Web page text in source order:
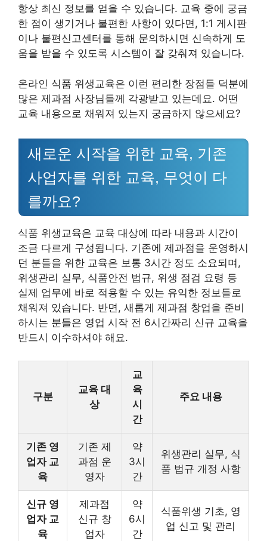
항상 최신 정보를 얻을 수 있습니다. 교육 중에 궁금
한 점이 생기거나 불편한 사항이 있다면, 1:1 게시판
이나 불편신고센터를 통해 문의하시면 신속하게 도
움을 받을 수 있도록 시스템이 잘 갖춰져 있습니다.
온라인 식품 위생교육은 이런 편리한 장점들 덕분에
많은 제과점 사장님들께 각광받고 있는데요. 어떤
교육 내용으로 채워져 있는지 궁금하지 않으세요?
새로운 시작을 위한 교육, 기존
사업자를 위한 교육, 무엇이 다
를까요?
식품 위생교육은 교육 대상에 따라 내용과 시간이
조금 다르게 구성됩니다. 기존에 제과점을 운영하시
던 분들을 위한 교육은 보통 3시간 정도 소요되며,
위생관리 실무, 식품안전 법규, 위생 점검 요령 등
실제 업무에 바로 적용할 수 있는 유익한 정보들로
채워져 있습니다. 반면, 새롭게 제과점 창업을 준비
하시는 분들은 영업 시작 전 6시간짜리 신규 교육을
반드시 이수하셔야 해요.
구분
교육 대
상
교
육
시
간
주요 내용
기존 영
업자 교
육
기존 제
과점 운
영자
약
3시
간
위생관리 실무, 식
품 법규 개정 사항
신규 영
업자 교
육
제과점
신규 창
업자
약
6시
간
식품위생 기초, 영
업 신고 및 관리